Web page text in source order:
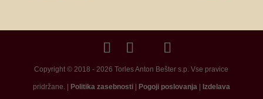
Copyright © 2018 - 2026 Torles Anton Bešter s.p. Vse pravice
pridržane. | Politika zasebnosti| Pogoji poslovanja | Izdelava